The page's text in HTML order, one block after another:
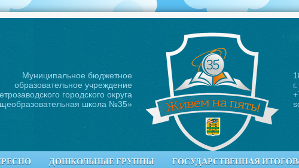
Муниципальное бюджетное
образовательное учреждение
городского округа
школа №35»
ДОШКОЛЬНЫЕ ГРУППЫ ГОСУДАРСТВЕННАЯ